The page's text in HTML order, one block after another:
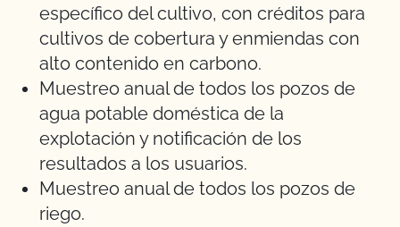
específico del cultivo, con créditos para
cultivos de cobertura y enmiendas con
alto contenido en carbono.
Muestreo anual de todos los pozos de
agua potable doméstica de la
explotación y notificación de los
resultados a los usuarios.
Muestreo anual de todos los pozos de
riego.